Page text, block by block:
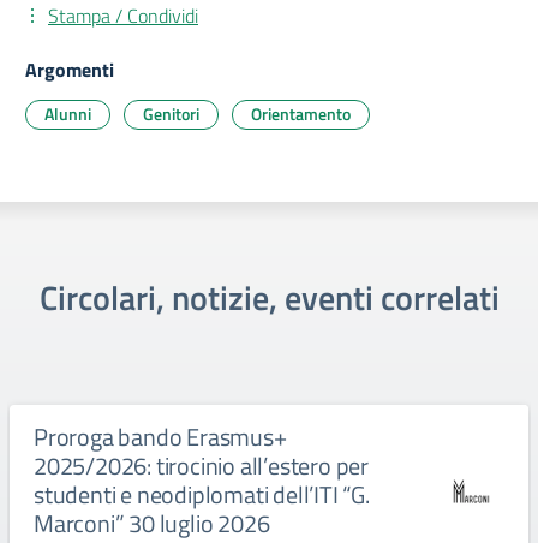
Stampa / Condividi
Argomenti
Alunni Genitori Orientamento
Circolari, notizie, eventi correlati
Proroga bando Erasmus+
2025/2026: tirocinio all’estero per
studenti e neodiplomati dell’ITI “G.
Marconi” 30 luglio 2026